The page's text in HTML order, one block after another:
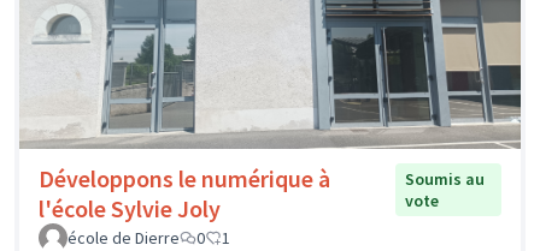
Développons le numérique à
l'école Sylvie Joly
Soumis au
vote
école de Dierre
0 1